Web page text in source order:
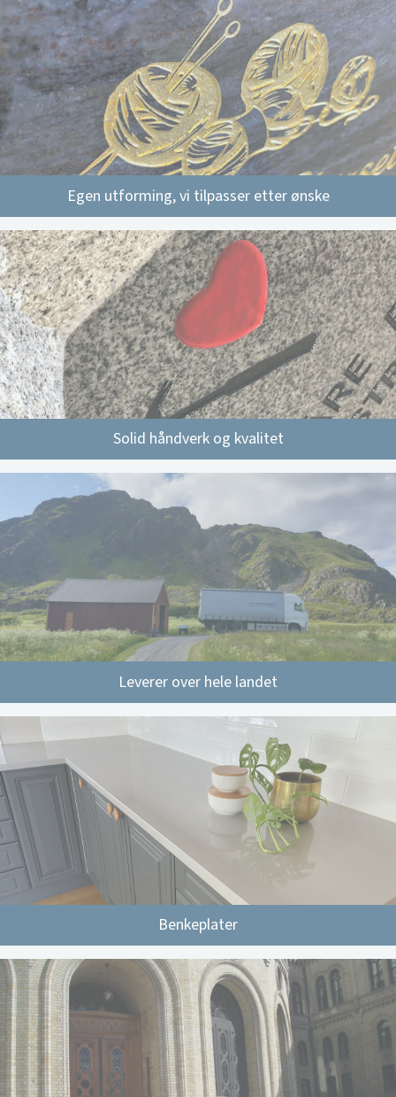
Egen utforming, vi tilpasser etter ønske
Solid håndverk og kvalitet
Leverer over hele landet
Benkeplater